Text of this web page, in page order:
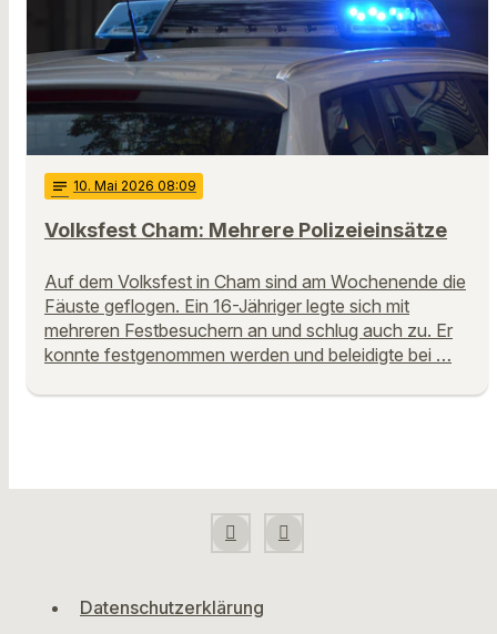
notes 10. Mai 2026 08:09
Volksfest Cham: Mehrere Polizeieinsätze
Auf dem Volksfest in Cham sind am Wochenende die
Fäuste geflogen. Ein 16-Jähriger legte sich mit
mehreren Festbesuchern an und schlug auch zu. Er
konnte festgenommen werden und beleidigte bei …
Datenschutzerklärung